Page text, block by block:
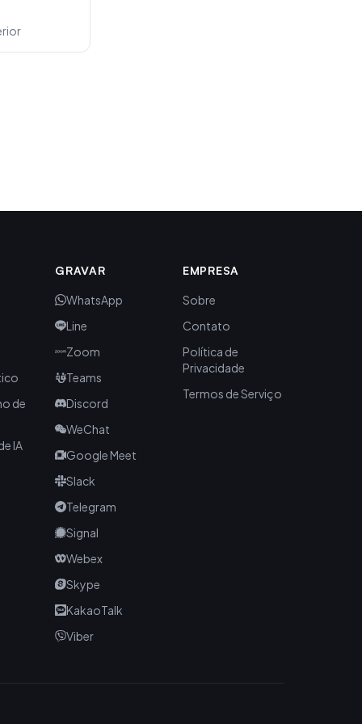
de
IA
GRAVAR
WhatsApp
Line
Zoom
Teams
Discord
WeChat
Google Meet
Slack
Telegram
Signal
Webex
Skype
KakaoTalk
Viber
EMPRESA
Sobre
Contato
Política de
Privacidade
Termos de Serviço